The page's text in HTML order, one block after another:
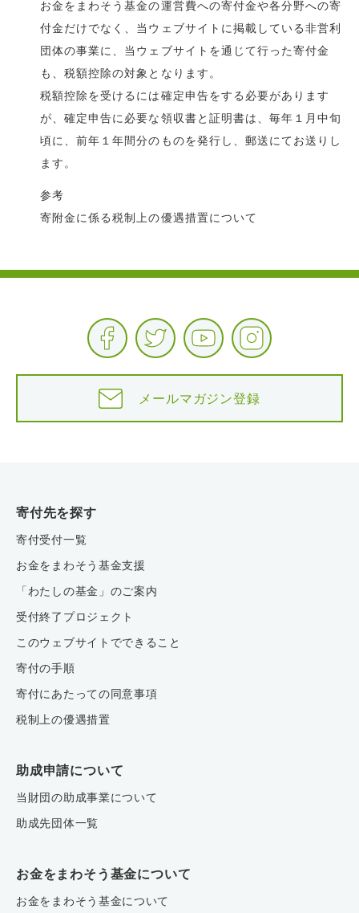
お金をまわそう基金の運営費への寄付金や各分野への寄
付金だけでなく、当ウェブサイトに掲載している非営利
団体の事業に、当ウェブサイトを通じて行った寄付金
も、税額控除の対象となります。
税額控除を受けるには確定申告をする必要があります
が、確定申告に必要な領収書と証明書は、毎年１月中旬
頃に、前年１年間分のものを発行し、郵送にてお送りし
ます。
参考
寄附金に係る税制上の優遇措置について
メールマガジン登録
寄付先を探す
寄付受付一覧
お金をまわそう基金支援
「わたしの基金」のご案内
受付終了プロジェクト
このウェブサイトでできること
寄付の手順
寄付にあたっての同意事項
税制上の優遇措置
助成申請について
当財団の助成事業について
助成先団体一覧
お金をまわそう基金について
お金をまわそう基金について